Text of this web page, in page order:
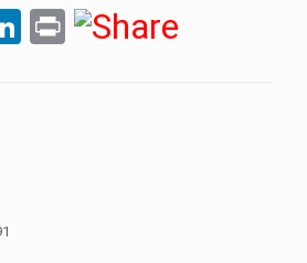
LinkedIn
Print
dua desa